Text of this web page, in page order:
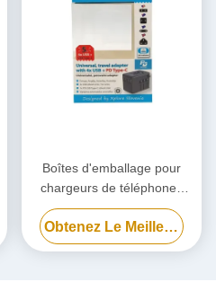
Boîtes d'emballage pour
chargeurs de téléphones
portables, Boîte d'emballage
pour batterie externe
biodégradable personnalisée
Obtenez Le Meilleur Prix